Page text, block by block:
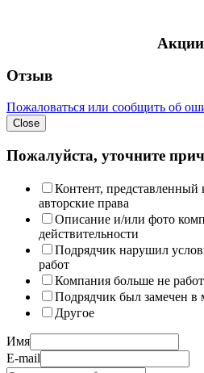
Акции
Отзыв
Пожаловаться или сообщить об
Close
Пожалуйста, уточните
Контент,
авторские права
Описание и/или фото
действительности
Подрядчик нарушил
работ
Компания больше не
Подрядчик был замечен в
Другое
Имя
E-mail